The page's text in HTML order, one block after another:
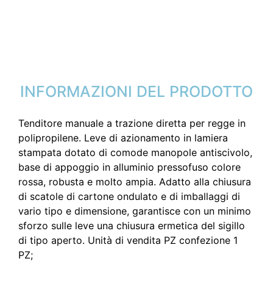
INFORMAZIONI DEL PRODOTTO
Tenditore manuale a trazione diretta per regge in
polipropilene. Leve di azionamento in lamiera
stampata dotato di comode manopole antiscivolo,
base di appoggio in alluminio pressofuso colore
rossa, robusta e molto ampia. Adatto alla chiusura
di scatole di cartone ondulato e di imballaggi di
vario tipo e dimensione, garantisce con un minimo
sforzo sulle leve una chiusura ermetica del sigillo
di tipo aperto. Unità di vendita PZ confezione 1
PZ;